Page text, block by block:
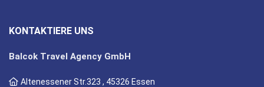
KONTAKTIERE UNS
Balcok Travel Agency GmbH
Altenessener Str.323 , 45326 Essen